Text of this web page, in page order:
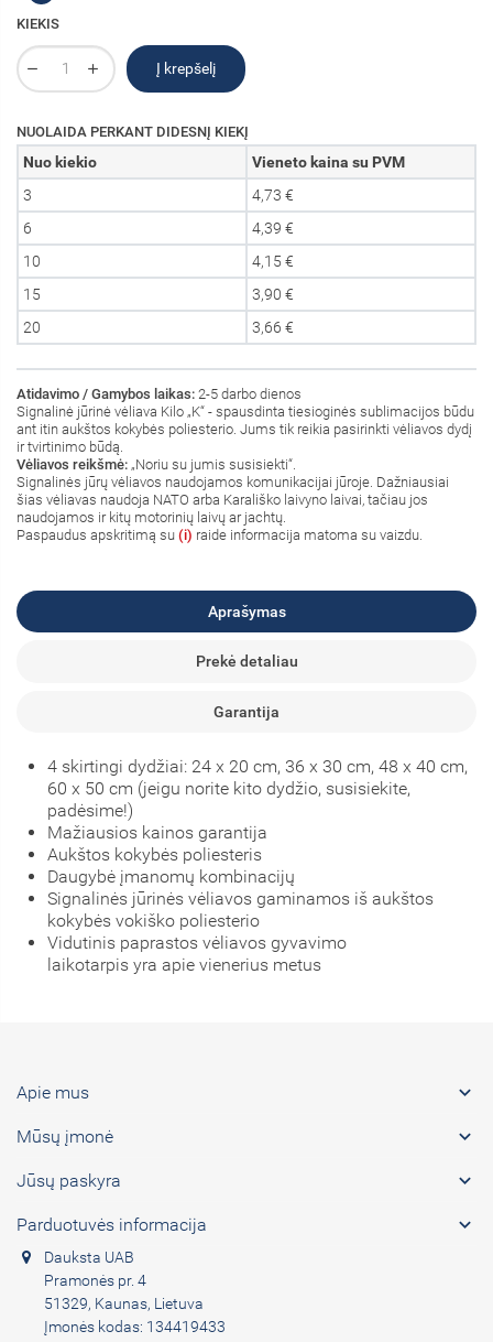
KIEKIS
Į krepšelį
NUOLAIDA PERKANT DIDESNĮ KIEKĮ
Nuo kiekio
Vieneto kaina su PVM
3
4,73 €
6
4,39 €
10
4,15 €
15
3,90 €
20
3,66 €
Atidavimo / Gamybos laikas: 2-5 darbo dienos
Signalinė jūrinė vėliava Kilo „K“ - spausdinta tiesioginės sublimacijos būdu
ant itin aukštos kokybės poliesterio. Jums tik reikia pasirinkti vėliavos dydį
ir tvirtinimo būdą.
Vėliavos reikšmė: „Noriu su jumis susisiekti“
Signalinės jūrų vėliavos naudojamos komunikacijai jūroje. Dažniausiai
šias vėliavas naudoja NATO arba Karališko laivyno laivai, tačiau jos
naudojamos ir kitų motorinių laivų ar jachtų.
Paspaudus apskritimą su (i) raide informacija matoma su vaizdu.
Aprašymas
Prekė detaliau
Garantija
4 skirtingi dydžiai: 24 x 20 cm, 36 x 30 cm, 48 x 40 cm,
60 x 50 cm (jeigu norite kito dydžio, susisiekite,
padėsime!)
Mažiausios kainos garantija
Aukštos kokybės poliesteris
Daugybė įmanomų kombinacijų
Signalinės jūrinės vėliavos gaminamos iš aukštos
kokybės vokiško poliesterio
Vidutinis paprastos vėliavos gyvavimo
laikotarpis yra apie vienerius metus
Apie mus 
Mūsų įmonė 
Jūsų paskyra 
Parduotuvės informacija 
Dauksta UAB
Pramonės pr. 4
51329, Kaunas, Lietuva
Įmonės kodas: 134419433